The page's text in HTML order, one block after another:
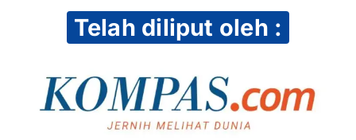
Telah diliput oleh :